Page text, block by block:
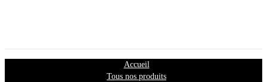
Accueil
Tous nos produits